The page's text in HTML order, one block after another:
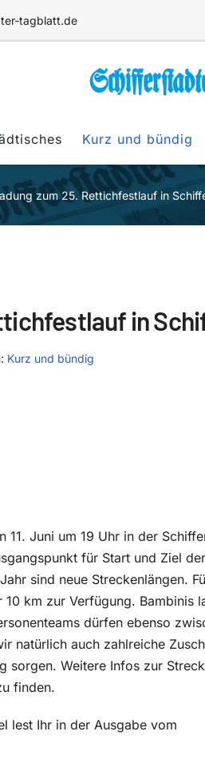
tagblatt.de
Kurz und bündig
zum 25. Rettichfestlauf in
in
Kurz und bündig
11. Juni um 19 Uhr in der
für Start und Ziel
sind neue Streckenlängen.
km zur Verfügung. Bambinis
dürfen ebenso
natürlich auch zahlreiche
sorgen. Weitere Infos zur
finden.
lest Ihr in der Ausgabe vom